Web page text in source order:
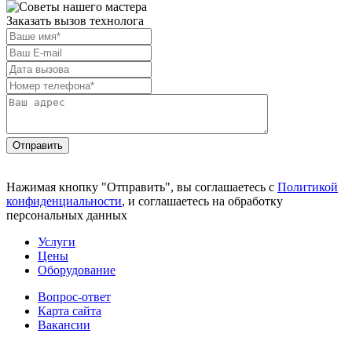
Заказать вызов технолога
Отправить
Нажимая кнопку "Отправить", вы соглашаетесь с Политикой
конфиденциальности, и соглашаетесь на обработку
персональных данных
Услуги
Цены
Оборудование
Вопрос-ответ
Карта сайта
Вакансии